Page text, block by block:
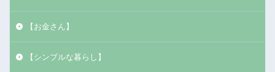
【お金さん】
【シンプルな暮らし】